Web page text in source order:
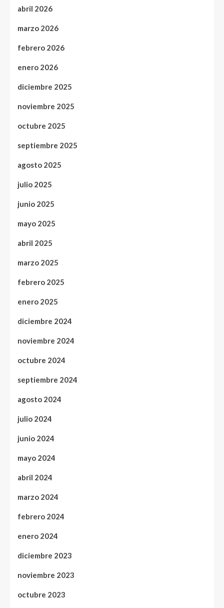
abril 2026
marzo 2026
febrero 2026
enero 2026
diciembre 2025
noviembre 2025
octubre 2025
septiembre 2025
agosto 2025
julio 2025
junio 2025
mayo 2025
abril 2025
marzo 2025
febrero 2025
enero 2025
diciembre 2024
noviembre 2024
octubre 2024
septiembre 2024
agosto 2024
julio 2024
junio 2024
mayo 2024
abril 2024
marzo 2024
febrero 2024
enero 2024
diciembre 2023
noviembre 2023
octubre 2023